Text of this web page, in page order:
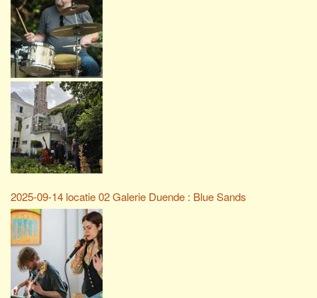
2025-09-14 locatie 02 Galerie Duende : Blue Sands